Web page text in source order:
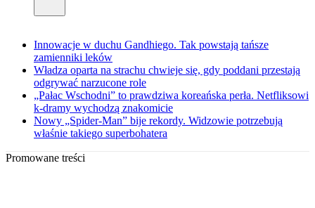
Innowacje w duchu Gandhiego. Tak powstają tańsze
zamienniki leków
Władza oparta na strachu chwieje się, gdy poddani przestają
odgrywać narzucone role
„Pałac Wschodni” to prawdziwa koreańska perła. Netfliksowi
k-dramy wychodzą znakomicie
Nowy „Spider-Man” bije rekordy. Widzowie potrzebują
właśnie takiego superbohatera
Promowane treści